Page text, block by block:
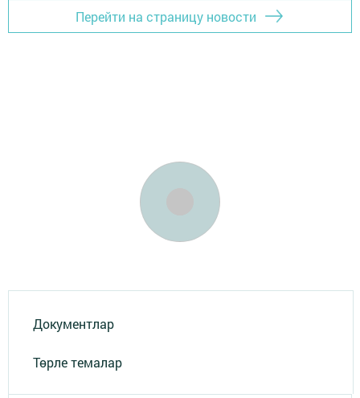
Перейти на страницу новости
Документлар
Төрле темалар